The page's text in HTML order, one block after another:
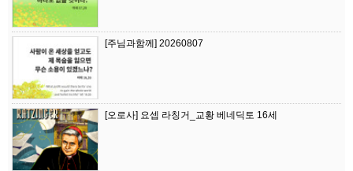
[주님과함께] 20260807
[오로사] 요셉 라칭거_교황 베네딕토 16세